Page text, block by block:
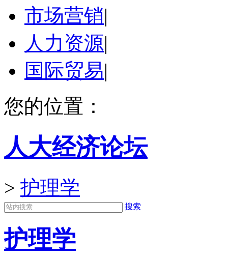
市场营销|
人力资源|
国际贸易|
您的位置：
人大经济论坛
> 护理学
搜索
护理学